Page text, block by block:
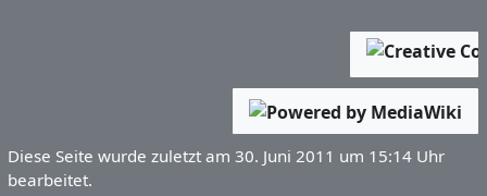
Diese Seite wurde zuletzt am 30. Juni 2011 um 15:14 Uhr
bearbeitet.